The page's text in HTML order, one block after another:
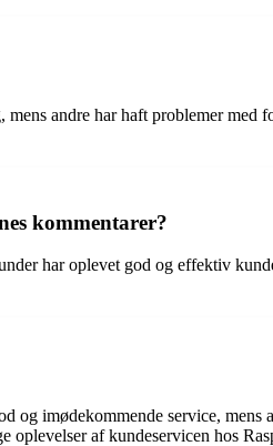
andre har haft problemer med
kommentarer?
har oplevet god og effektiv
imødekommende service, mens
oplevelser af kundeservicen hos